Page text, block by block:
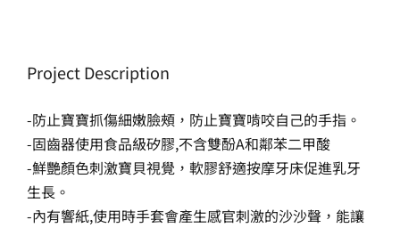
Project Description
-防止寶寶抓傷細嫩臉頰，防止寶寶啃咬自己的手指。
-固齒器使用食品級矽膠,不含雙酚A和鄰苯二甲酸
-鮮艷顏色刺激寶貝視覺，軟膠舒適按摩牙床促進乳牙
生長。
-內有響紙,使用時手套會產生感官刺激的沙沙聲，能讓